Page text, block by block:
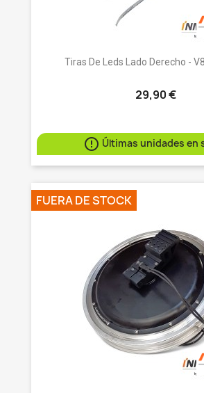
Tiras De Leds Lado Derecho -
29,90 €
 Últimas unidades en
FUERA DE STOCK